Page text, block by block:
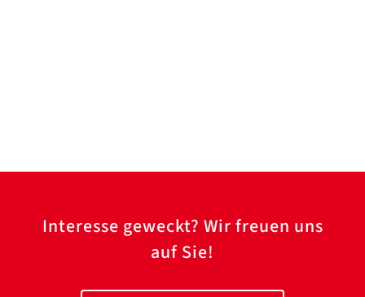
Interesse geweckt? Wir freuen uns
auf Sie!